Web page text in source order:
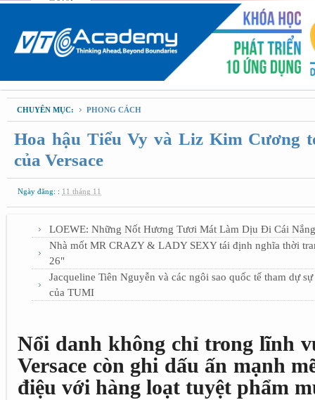
CHUYÊN MỤC: PHONG CÁCH
Hoa hậu Tiểu Vy và Liz Kim Cương
của Versace
Ngày đăng: : 11 tháng 11
LOEWE: Những Nốt Hương Tươi Mát Làm Dịu Đi Cái
Nhà mốt MR CRAZY & LADY SEXY tái định nghĩa thời
26"
Jacqueline Tiên Nguyễn và các ngôi sao quốc tế tham dự
của TUMI
Nổi danh không chỉ trong lĩnh
Versace còn ghi dấu ấn mạnh
điệu với hàng loạt tuyệt phẩm